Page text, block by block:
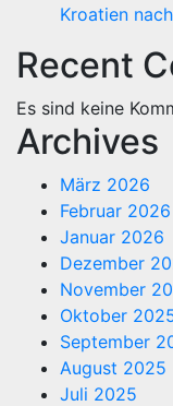
Kroatien
Recent
Es sind keine
Archives
März 2026
Februar 2026
Januar 2026
Dezember
November
Oktober
September
August 2025
Juli 2025